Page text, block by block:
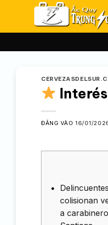
nội
ĐĂNG VÀO 16/01/
colisionan
a